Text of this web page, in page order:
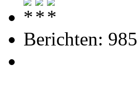
Berichten: 985